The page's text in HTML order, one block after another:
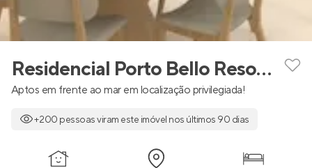
Residencial Porto Bello Resorts
Aptos em frente ao mar em localização privilegiada!
+200 pessoas viram este imóvel nos últimos 90 dias